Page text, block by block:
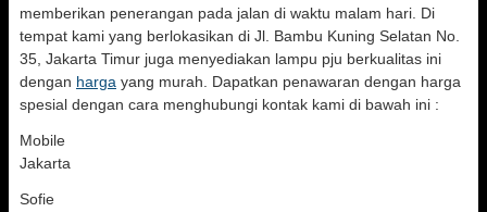
memberikan penerangan pada jalan di waktu malam hari. Di
tempat kami yang berlokasikan di Jl. Bambu Kuning Selatan No.
35, Jakarta Timur juga menyediakan lampu pju berkualitas ini
dengan harga yang murah. Dapatkan penawaran dengan harga
spesial dengan cara menghubungi kontak kami di bawah ini :
Mobile
Jakarta
Sofie